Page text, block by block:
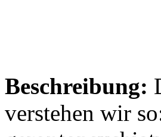
Beschreibung:
verstehen wir